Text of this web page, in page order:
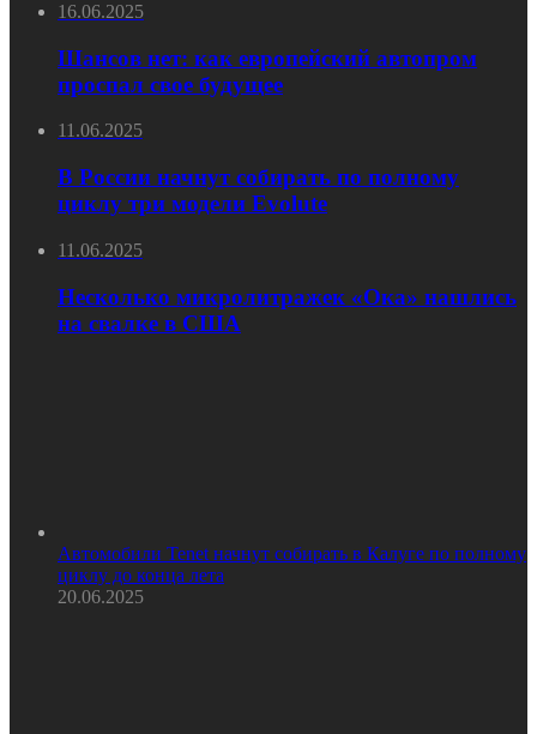
16.06.2025
Шансов нет: как европейский автопром
проспал свое будущее
11.06.2025
В России начнут собирать по полному
циклу три модели Evolute
11.06.2025
Несколько микролитражек «Ока» нашлись
на свалке в США
Автомобили Tenet начнут собирать в Калуге по полному
циклу до конца лета
20.06.2025